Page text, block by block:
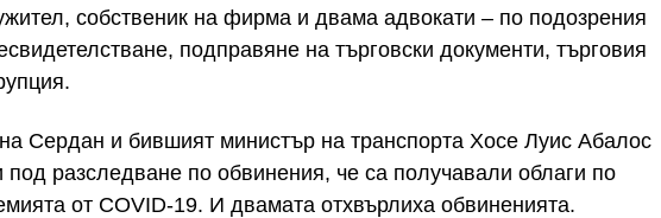
собственик на фирма и двама адвокати – по подозрения
подправяне на търговски документи, търговия
Сердан и бившият министър на транспорта Хосе Луис Абалос
под разследване по обвинения, че са получавали облаги по
от COVID-19. И двамата отхвърлиха обвиненията.